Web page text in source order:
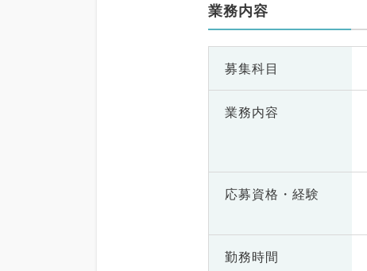
業務内容
募集科目
業務内容
応募資格・ 経験
勤務時間